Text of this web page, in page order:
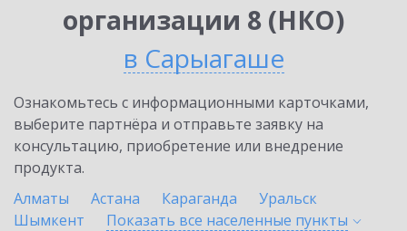
организации 8 (НКО)
в Сарыагаше
Ознакомьтесь с информационными карточками,
выберите партнёра и отправьте заявку на
консультацию, приобретение или внедрение
продукта.
Алматы
Астана Караганда
Уральск
Шымкент
Показать все населенные пункты